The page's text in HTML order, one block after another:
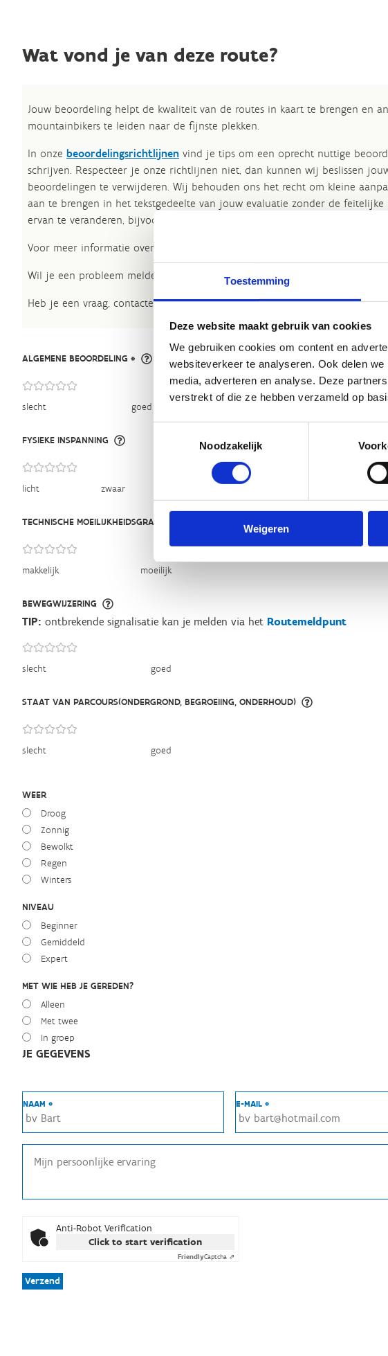
Toestemming
Deze website maakt gebruik van cookies
We gebruiken cookies om content en
websiteverkeer te analyseren. Ook delen
media, adverteren en analyse. Deze
verstrekt of die ze hebben verzameld op
Noodzakelijk
Weigeren
Wat vond je van deze route?
Jouw beoordeling helpt de kwaliteit van de routes in kaart te brengen en
mountainbikers te leiden naar de fijnste plekken.
In onze beoordelingsrichtlijnen vind je tips om een oprecht nuttige
schrijven. Respecteer je onze richtlijnen niet, dan kunnen wij beslissen
beoordelingen te verwijderen. Wij behouden ons het recht om kleine
aan te brengen in het tekstgedeelte van jouw evaluatie zonder de feitelijke
ervan te veranderen, bijvoorbeeld om taalfouten en leesbaarheid te
Voor meer informatie over onze routestructuren, neem een kijkje bij de
Wil je een probleem melden op een route? Ga dan naar het
Heb je een vraag, contacteer ons viasportievevrijetijd@sport.vlaanderen.​
ALGEMENE BEOORDELING *
slecht goed
FYSIEKE INSPANNING
licht zwaar
TECHNISCHE MOEILIJKHEIDSGRAAD
makkelijk moeilijk
BEWEGWIJZERING
slecht goed
TIP: ontbrekende signalisatie kan je melden via het Routemeldpunt
STAAT VAN PARCOURS(ONDERGROND, BEGROEIING, ONDERHOUD)
slecht goed
WEER
Droog
Zonnig
Bewolkt
Regen
Winters
NIVEAU
Beginner
Gemiddeld
Expert
MET WIE HEB JE GEREDEN?
Alleen
Met twee
In groep
JE GEGEVENS
NAAM * E-MAIL *
Anti-Robot Verification
Click to start verification
FriendlyCaptcha ⇗
Verzend